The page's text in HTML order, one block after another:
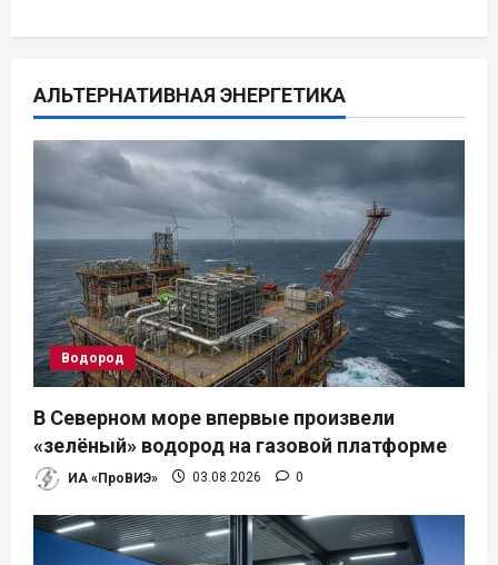
и
п
о
з
а
п
и
с
я
АЛЬТЕРНАТИВНАЯ ЭНЕРГЕТИКА
Водород
В Северном море впервые произвели
«зелёный» водород на газовой платформе
ИА «ПроВИЭ» 03.08.2026 0